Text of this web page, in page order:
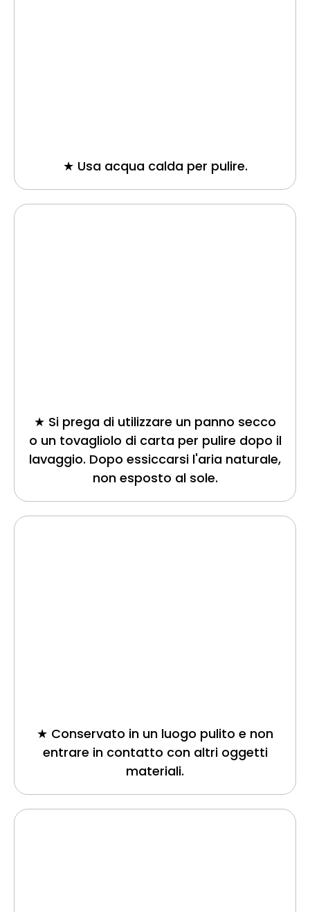
★ Usa acqua calda per pulire.
★ Si prega di utilizzare un panno secco
o un tovagliolo di carta per pulire dopo il
lavaggio. Dopo essiccarsi l'aria naturale,
non esposto al sole.
★ Conservato in un luogo pulito e non
entrare in contatto con altri oggetti
materiali.